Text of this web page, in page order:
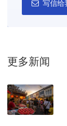
写信给
更多新闻